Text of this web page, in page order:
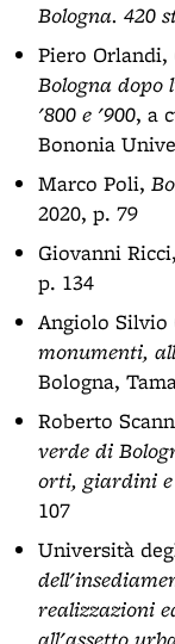
Bologna. 420
Piero Orlandi,
Bologna dopo
'800 e '900, a
Bononia
Marco Poli,
2020, p. 79
Giovanni Ricci,
p. 134
Angiolo Silvio
monumenti,
Bologna,
Roberto
verde di
orti, giardini
107
Università
realizzazioni